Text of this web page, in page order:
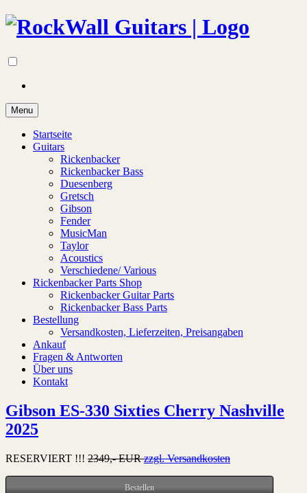
Menu
Startseite
Guitars
Rickenbacker
Rickenbacker Bass
Duesenberg
Gretsch
Gibson
Fender
MusicMan
Taylor
Acoustics
Verschiedene/ Various
Rickenbacker Parts Shop
Rickenbacker Guitar Parts
Rickenbacker Bass Parts
Bestellung
Versandkosten, Lieferzeiten, Preisangaben
Ankauf
Fragen & Antworten
Über uns
Kontakt
Gibson ES-330 Sixties Cherry Nashville
2025
RESERVIERT !!! 2349,- EURzzgl. Versandkosten
Bestellen